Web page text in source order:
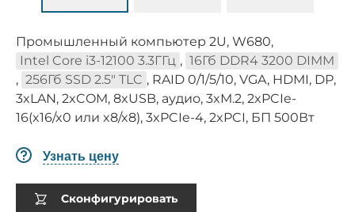
Промышленный компьютер 2U, W680,
Intel Core i3-12100 3.3ГГц , 16Гб DDR4 3200 DIMM
, 256Гб SSD 2.5" TLC , RAID 0/1/5/10, VGA, HDMI, DP,
3xLAN, 2xCOM, 8xUSB, аудио, 3xM.2, 2xPCIe-
16(x16/x0 или x8/x8), 3xPCIe-4, 2xPCI, БП 500Вт
Узнать цену
Сконфигурировать